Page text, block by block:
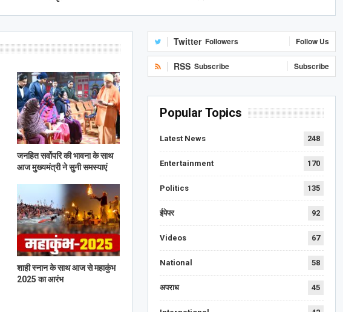
जनहित सर्वोपरि की भावना के साथ
आज मुख्यमंत्री ने सुनी समस्याएं
शाही स्नान के साथ आज से महाकुंभ
2025 का आरंभ
Twitter Followers Follow Us
RSS Subscribe Subscribe
Popular Topics
Latest News 248
Entertainment 170
Politics 135
ईपेपर 92
Videos 67
National 58
अपराध 45